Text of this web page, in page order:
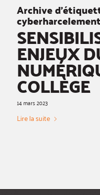
Archive
ENJEUX
COLLÈGE
14 mars 2023
Lire la suite